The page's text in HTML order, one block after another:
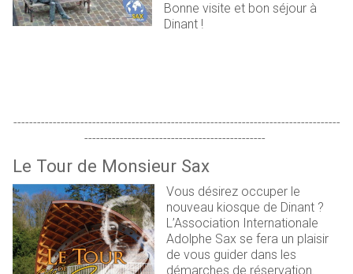
Bonne visite et bon séjour à
Dinant !
-----------------------------------------------------------------------------------
----------------------------------------------
Le Tour de Monsieur Sax
Vous désirez occuper le
nouveau kiosque de Dinant ?
L’Association Internationale
Adolphe Sax se fera un plaisir
de vous guider dans les
démarches de réservation.